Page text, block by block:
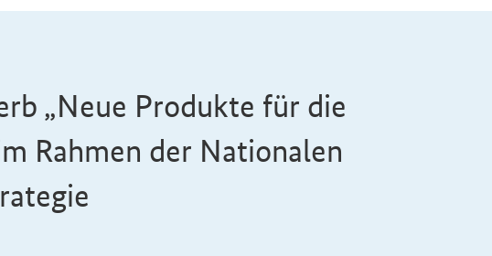
„Neue Produkte für die
Rahmen der Nationalen